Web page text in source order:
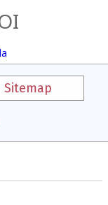
Sitemap